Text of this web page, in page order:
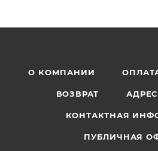
О КОМПАНИИ
ВОЗВРАТ
КОНТАКТНАЯ
ПУБЛИЧНАЯ